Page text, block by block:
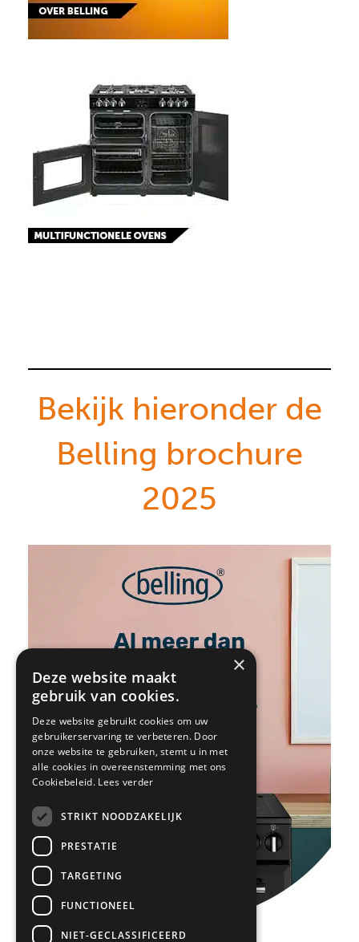
Bekijk hieronder de
Belling brochure
2025
×
Deze website maakt
gebruik van cookies.
Deze website gebruikt cookies om uw
gebruikerservaring te verbeteren. Door
onze website te gebruiken, stemt u in met
alle cookies in overeenstemming met ons
Cookiebeleid. Lees verder
STRIKT NOODZAKELIJK
PRESTATIE
TARGETING
FUNCTIONEEL
NIET-GECLASSIFICEERD